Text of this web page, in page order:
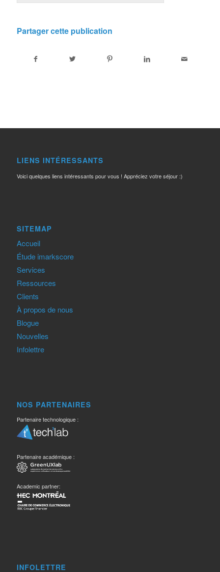
Partager cette publication
LIENS INTÉRESSANTS
Voici quelques liens intéressants pour vous ! Appréciez votre séjour :)
SITEMAP
Accueil
Étude imarkscore
Services
Ressources
Clients
À propos de nous
Blogue
Nouvelles
Infolettre
NOS PARTENAIRES
Partenaire technologique :
Partenaire académique :
Academic partner:
INFOLETTRE